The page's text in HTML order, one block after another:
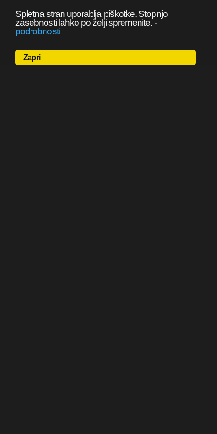
Spletna stran uporablja piškotke. Stopnjo
zasebnosti lahko po želji spremenite. -
podrobnosti
Zapri